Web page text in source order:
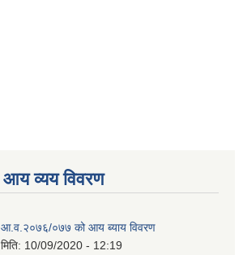
आय व्यय विवरण
आ.व.२०७६/०७७ को आय ब्याय विवरण
मिति: 10/09/2020 - 12:19